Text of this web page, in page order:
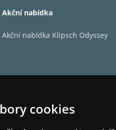
cookies
Akční nabídka
Akční nabídka Klipsch Odyssey